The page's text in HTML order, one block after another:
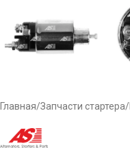
Главная/Запчасти стартера/